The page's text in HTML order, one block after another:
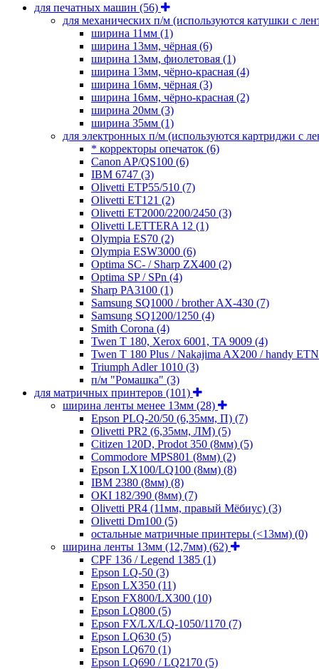
для печатных машин (56)
для механических п/м (используются катушки с
ширина 11мм (1)
ширина 13мм, чёрная (6)
ширина 13мм, фиолетовая (1)
ширина 13мм, чёрно-красная (4)
ширина 16мм, чёрная (3)
ширина 16мм, чёрно-красная (2)
ширина 20мм (3)
ширина 35мм (1)
для электронных п/м (используются картриджи с
* корректоры опечаток (6)
Canon AP/QS100 (6)
IBM 6747 (3)
Olivetti ETP55/510 (7)
Olivetti ET121 (2)
Olivetti ET2000/2200/2450 (3)
Olivetti LETTERA 12 (1)
Olympia ES70 (2)
Olympia ESW3000 (6)
Optima SC- / Sharp ZX400 (2)
Optima SP / SPn (4)
Sharp PA3100 (1)
Samsung SQ1000 / brother AX-430 (7)
Samsung SQ1200/1250 (4)
Smith Corona (4)
Twen T 180, Xerox 6001, TA 9009 (4)
Twen T 180 Plus / Nakajima AX200 / handy
Triumph Adler 1010 (3)
п/м "Ромашка" (3)
для матричных принтеров (101)
ширина ленты менее 13мм (28)
Epson PLQ-20/50 (6,35мм, П) (7)
Olivetti PR2 (6,35мм, ЛМ) (5)
Citizen 120D, Prodot 350 (8мм) (5)
Commodore MPS801 (8мм) (2)
Epson LX100/LQ100 (8мм) (8)
IBM 2380 (8мм) (8)
OKI 182/390 (8мм) (7)
Olivetti PR4 (11мм, правый Мёбиус) (3)
Olivetti Dm100 (5)
остальные матричные принтеры (<13мм) (0)
ширина ленты 13мм (12,7мм) (62)
CPF 136 / Legend 1385 (1)
Epson LQ-50 (3)
Epson LX350 (11)
Epson FX800/LX300 (10)
Epson LQ800 (5)
Epson FX/LX/LQ-1050/1170 (7)
Epson LQ630 (5)
Epson LQ670 (1)
Epson LQ690 / LQ2170 (5)